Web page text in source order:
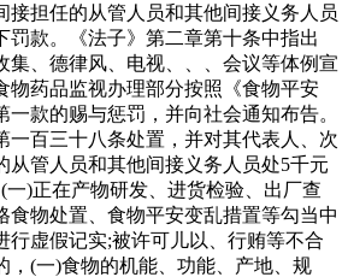
接担任的从管人员和其他间接义务人员
罚款。《法子》第二章第十条中指出
集、德律风、电视、、、会议等体例宣
物药品监视办理部分按照《食物平安
款的赐与惩罚，并向社会通知布告。
一百三十八条处置，并对其代表人、次
从管人员和其他间接义务人员处5千元
一)正在产物研发、进货检验、出厂查
食物处置、食物平安变乱措置等勾当中
行虚假记实;被许可儿以、行贿等不合
，(一)食物的机能、功能、产地、规